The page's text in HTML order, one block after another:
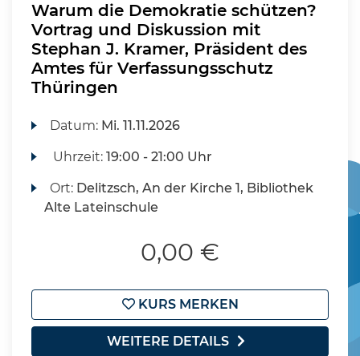
Warum die Demokratie schützen?
Vortrag und Diskussion mit
Stephan J. Kramer, Präsident des
Amtes für Verfassungsschutz
Thüringen
Datum: Mi. 11.11.2026
Uhrzeit:19:00 - 21:00 Uhr
Ort: Delitzsch, An der Kirche 1, Bibliothek
Alte Lateinschule
0,00 €
KURS MERKEN
WEITERE DETAILS